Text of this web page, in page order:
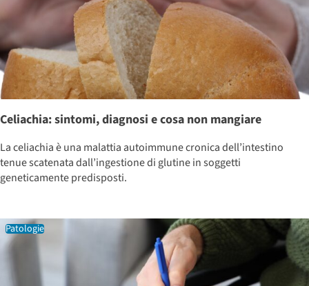
Celiachia: sintomi, diagnosi e cosa non mangiare
La celiachia è una malattia autoimmune cronica dell’intestino
tenue scatenata dall’ingestione di glutine in soggetti
geneticamente predisposti.
Patologie